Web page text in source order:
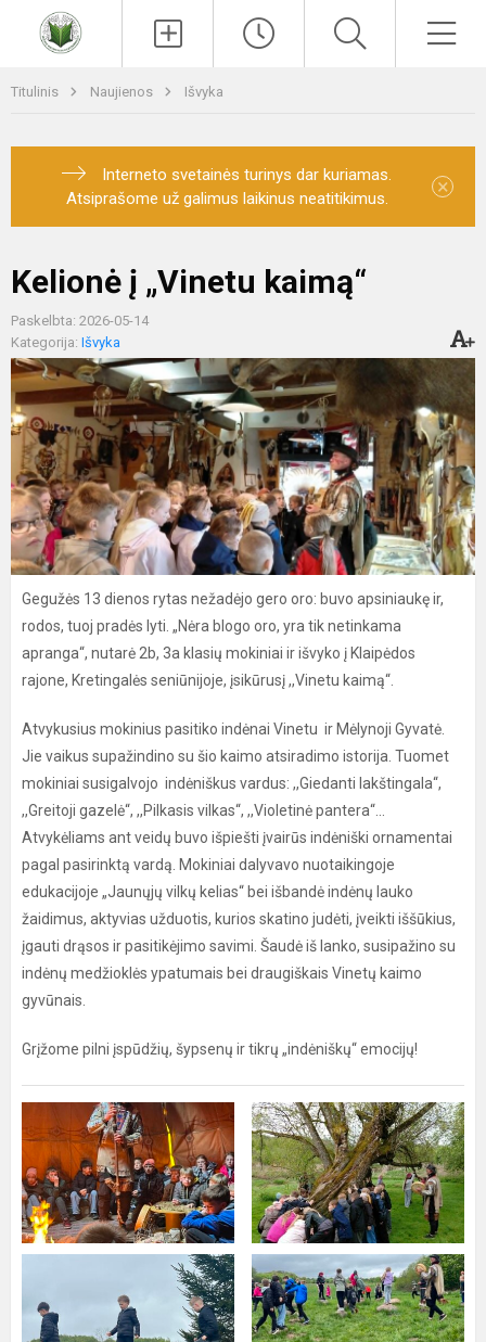
Titulinis Naujienos Išvyka
Interneto svetainės turinys dar kuriamas.
Atsiprašome už galimus laikinus neatitikimus.
×
Kelionė į „Vinetu kaimą“
Paskelbta: 2026-05-14
Kategorija: Išvyka
Gegužės 13 dienos rytas nežadėjo gero oro: buvo apsiniaukę ir,
rodos, tuoj pradės lyti. „Nėra blogo oro, yra tik netinkama
apranga“, nutarė 2b, 3a klasių mokiniai ir išvyko į Klaipėdos
rajone, Kretingalės seniūnijoje, įsikūrusį ,,Vinetu kaimą“.
Atvykusius mokinius pasitiko indėnai Vinetu ir Mėlynoji Gyvatė.
Jie vaikus supažindino su šio kaimo atsiradimo istorija. Tuomet
mokiniai susigalvojo indėniškus vardus: ,,Giedanti lakštingala“,
,,Greitoji gazelė“, ,,Pilkasis vilkas“, ,,Violetinė pantera“...
Atvykėliams ant veidų buvo išpiešti įvairūs indėniški ornamentai
pagal pasirinktą vardą. Mokiniai dalyvavo nuotaikingoje
edukacijoje „Jaunųjų vilkų kelias“ bei išbandė indėnų lauko
žaidimus, aktyvias užduotis, kurios skatino judėti, įveikti iššūkius,
įgauti drąsos ir pasitikėjimo savimi. Šaudė iš lanko, susipažino su
indėnų medžioklės ypatumais bei draugiškais Vinetų kaimo
gyvūnais.
Grįžome pilni įspūdžių, šypsenų ir tikrų „indėniškų“ emocijų!